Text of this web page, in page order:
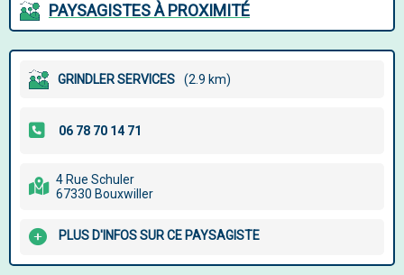
PAYSAGISTES À PROXIMITÉ
GRINDLER SERVICES (2.9 km)
4 Rue Schuler
67330 Bouxwiller
PLUS D'INFOS SUR CE PAYSAGISTE